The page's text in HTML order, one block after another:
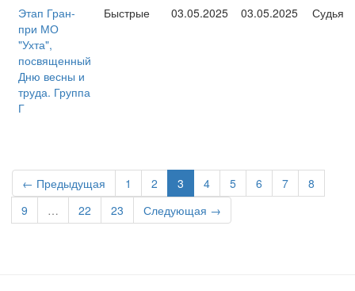
Этап Гран-
при МО
"Ухта",
посвященный
Дню весны и
труда. Группа
Г
Быстрые 03.05.2025 03.05.2025 Судья
← Предыдущая 1 2 3 4 5 6 7
8
9
… 22 23 Следующая →